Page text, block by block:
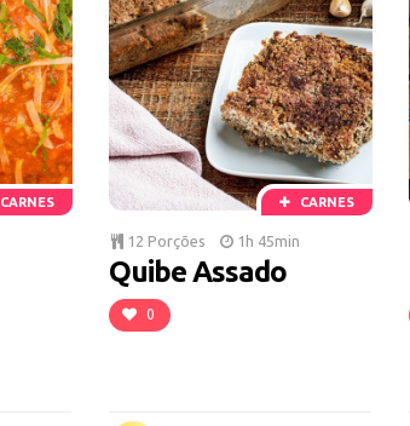
CARNES CARNES
12 Porções 1h 45min
Quibe Assado
0